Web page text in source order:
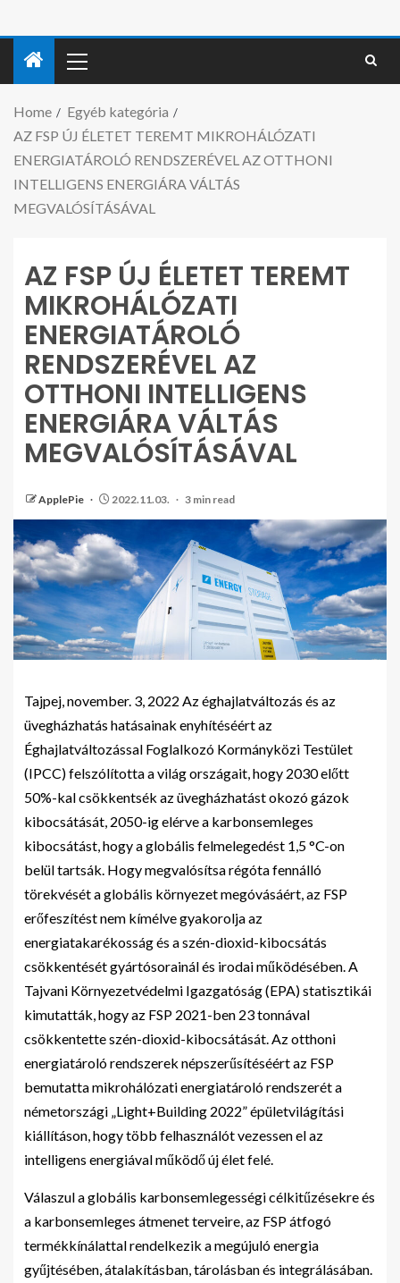
Home
Egyéb kategória
AZ FSP ÚJ ÉLETET TEREMT MIKROHÁLÓZATI
ENERGIATÁROLÓ RENDSZERÉVEL AZ OTTHONI
INTELLIGENS ENERGIÁRA VÁLTÁS
MEGVALÓSÍTÁSÁVAL
AZ FSP ÚJ ÉLETET TEREMT
MIKROHÁLÓZATI
ENERGIATÁROLÓ
RENDSZERÉVEL AZ
OTTHONI INTELLIGENS
ENERGIÁRA VÁLTÁS
MEGVALÓSÍTÁSÁVAL
ApplePie 2022.11.03. 3 min read
Tajpej, november. 3, 2022 Az éghajlatváltozás és az
üvegházhatás hatásainak enyhítéséért az
Éghajlatváltozással Foglalkozó Kormányközi Testület
(IPCC) felszólította a világ országait, hogy 2030 előtt
50%-kal csökkentsék az üvegházhatást okozó gázok
kibocsátását, 2050-ig elérve a karbonsemleges
kibocsátást, hogy a globális felmelegedést 1,5 °C-on
belül tartsák. Hogy megvalósítsa régóta fennálló
törekvését a globális környezet megóvásáért, az FSP
erőfeszítést nem kímélve gyakorolja az
energiatakarékosság és a szén-dioxid-kibocsátás
csökkentését gyártósorainál és irodai működésében. A
Tajvani Környezetvédelmi Igazgatóság (EPA) statisztikái
kimutatták, hogy az FSP 2021-ben 23 tonnával
csökkentette szén-dioxid-kibocsátását. Az otthoni
energiatároló rendszerek népszerűsítéséért az FSP
bemutatta mikrohálózati energiatároló rendszerét a
németországi „Light+Building 2022” épületvilágítási
kiállításon, hogy több felhasználót vezessen el az
intelligens energiával működő új élet felé.
Válaszul a globális karbonsemlegességi célkitűzésekre és
a karbonsemleges átmenet terveire, az FSP átfogó
termékkínálattal rendelkezik a megújuló energia
gyűjtésében, átalakításban, tárolásban és integrálásában.